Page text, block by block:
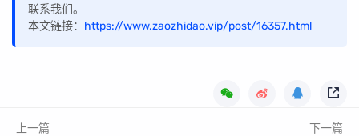
联系我们。
本文链接： https://www.zaozhidao.vip/post/16357.html
上一篇
下一篇